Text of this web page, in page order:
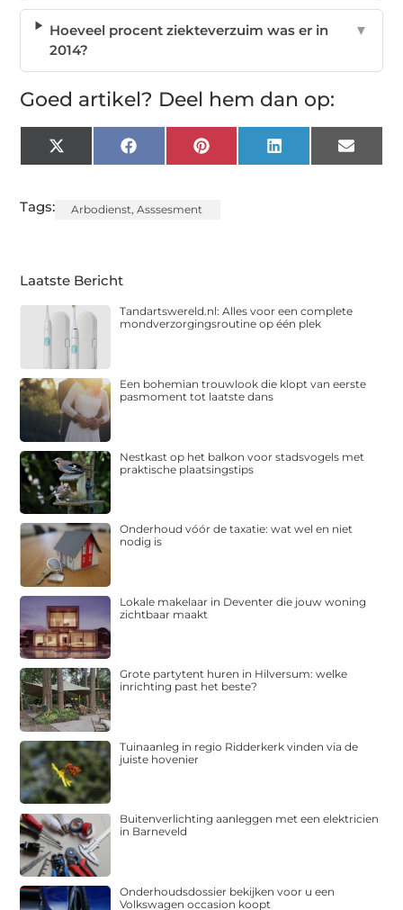
Hoeveel procent ziekteverzuim was er in
2014?
▼
Goed artikel? Deel hem dan op:
X
(Twitter)
FacebookPinterest LinkedIn Email
Tags: Arbodienst,Asssesment
Laatste Bericht
Tandartswereld.nl: Alles voor een complete
mondverzorgingsroutine op één plek
Een bohemian trouwlook die klopt van eerste
pasmoment tot laatste dans
Nestkast op het balkon voor stadsvogels met
praktische plaatsingstips
Onderhoud vóór de taxatie: wat wel en niet
nodig is
Lokale makelaar in Deventer die jouw woning
zichtbaar maakt
Grote partytent huren in Hilversum: welke
inrichting past het beste?
Tuinaanleg in regio Ridderkerk vinden via de
juiste hovenier
Buitenverlichting aanleggen met een elektricien
in Barneveld
Onderhoudsdossier bekijken voor u een
Volkswagen occasion koopt